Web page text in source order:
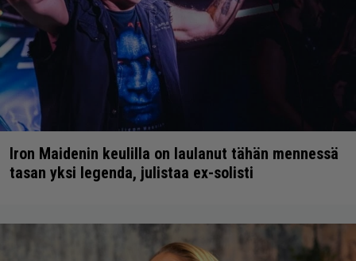
Iron Maidenin keulilla on laulanut tähän mennessä
tasan yksi legenda, julistaa ex-solisti